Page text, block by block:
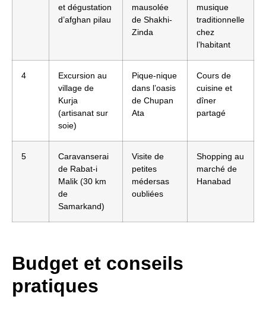
et dégustation
d’afghan pilau
mausolée
de Shakhi-
Zinda
musique
traditionnelle
chez
l’habitant
4
Excursion au
village de
Kurja
(artisanat sur
soie)
Pique-nique
dans l’oasis
de Chupan
Ata
Cours de
cuisine et
dîner
partagé
5
Caravanserai
de Rabat-i
Malik (30 km
de
Samarkand)
Visite de
petites
médersas
oubliées
Shopping au
marché de
Hanabad
Budget et conseils
pratiques